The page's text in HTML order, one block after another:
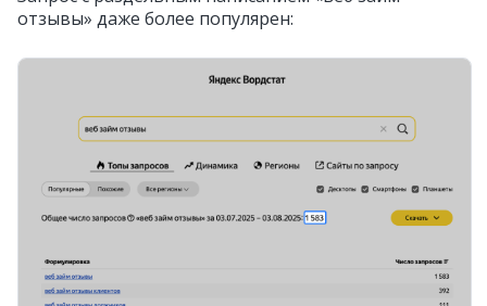
отзывы» даже более популярен: